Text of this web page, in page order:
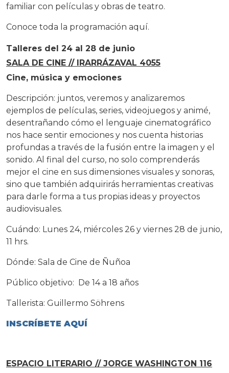
familiar con películas y obras de teatro.
Conoce toda la programación aquí.
Talleres del 24 al 28 de junio
SALA DE CINE // IRARRÁZAVAL 4055
Cine, música y emociones
Descripción: juntos, veremos y analizaremos
ejemplos de películas, series, videojuegos y animé,
desentrañando cómo el lenguaje cinematográfico
nos hace sentir emociones y nos cuenta historias
profundas a través de la fusión entre la imagen y el
sonido. Al final del curso, no solo comprenderás
mejor el cine en sus dimensiones visuales y sonoras,
sino que también adquirirás herramientas creativas
para darle forma a tus propias ideas y proyectos
audiovisuales.
Cuándo: Lunes 24, miércoles 26 y viernes 28 de junio,
11 hrs.
Dónde: Sala de Cine de Ñuñoa
Público objetivo: De 14 a 18 años
Tallerista: Guillermo Söhrens
INSCRÍBETE AQUÍ
ESPACIO LITERARIO // JORGE WASHINGTON 116